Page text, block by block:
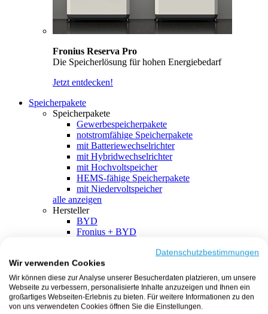
Fronius Reserva Pro
Die Speicherlösung für hohen Energiebedarf
Jetzt entdecken!
Speicherpakete
Speicherpakete
Gewerbespeicherpakete
notstromfähige Speicherpakete
mit Batteriewechselrichter
mit Hybridwechselrichter
mit Hochvoltspeicher
HEMS-fähige Speicherpakete
mit Niedervoltspeicher
alle anzeigen
Hersteller
BYD
Fronius + BYD
SMA + BYD
EcoFlow
EcoFlow + EcoFlow
FENECON
FENECON + FENECON
Datenschutzbestimmungen
Wir verwenden Cookies
Wir können diese zur Analyse unserer Besucherdaten platzieren, um unsere
Webseite zu verbessern, personalisierte Inhalte anzuzeigen und Ihnen ein
großartiges Webseiten-Erlebnis zu bieten. Für weitere Informationen zu den
von uns verwendeten Cookies öffnen Sie die Einstellungen.